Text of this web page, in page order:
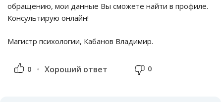
обращению, мои данные Вы сможете найти в профиле.
Консультирую онлайн!
Магистр психологии, Кабанов Владимир.
0 Хороший ответ 0